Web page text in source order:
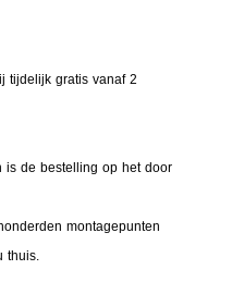
tijdelijk gratis vanaf 2
is de bestelling op het door
montagepunten
thuis.